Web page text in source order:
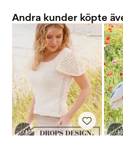
Andra kunder köpte